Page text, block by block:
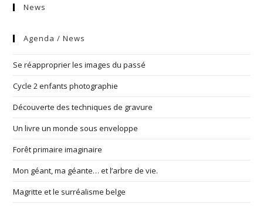
News
Agenda / News
Se réapproprier les images du passé
Cycle 2 enfants photographie
Découverte des techniques de gravure
Un livre un monde sous enveloppe
Forêt primaire imaginaire
Mon géant, ma géante… et l’arbre de vie.
Magritte et le surréalisme belge